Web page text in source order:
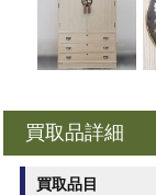
買取品詳細
買取品目